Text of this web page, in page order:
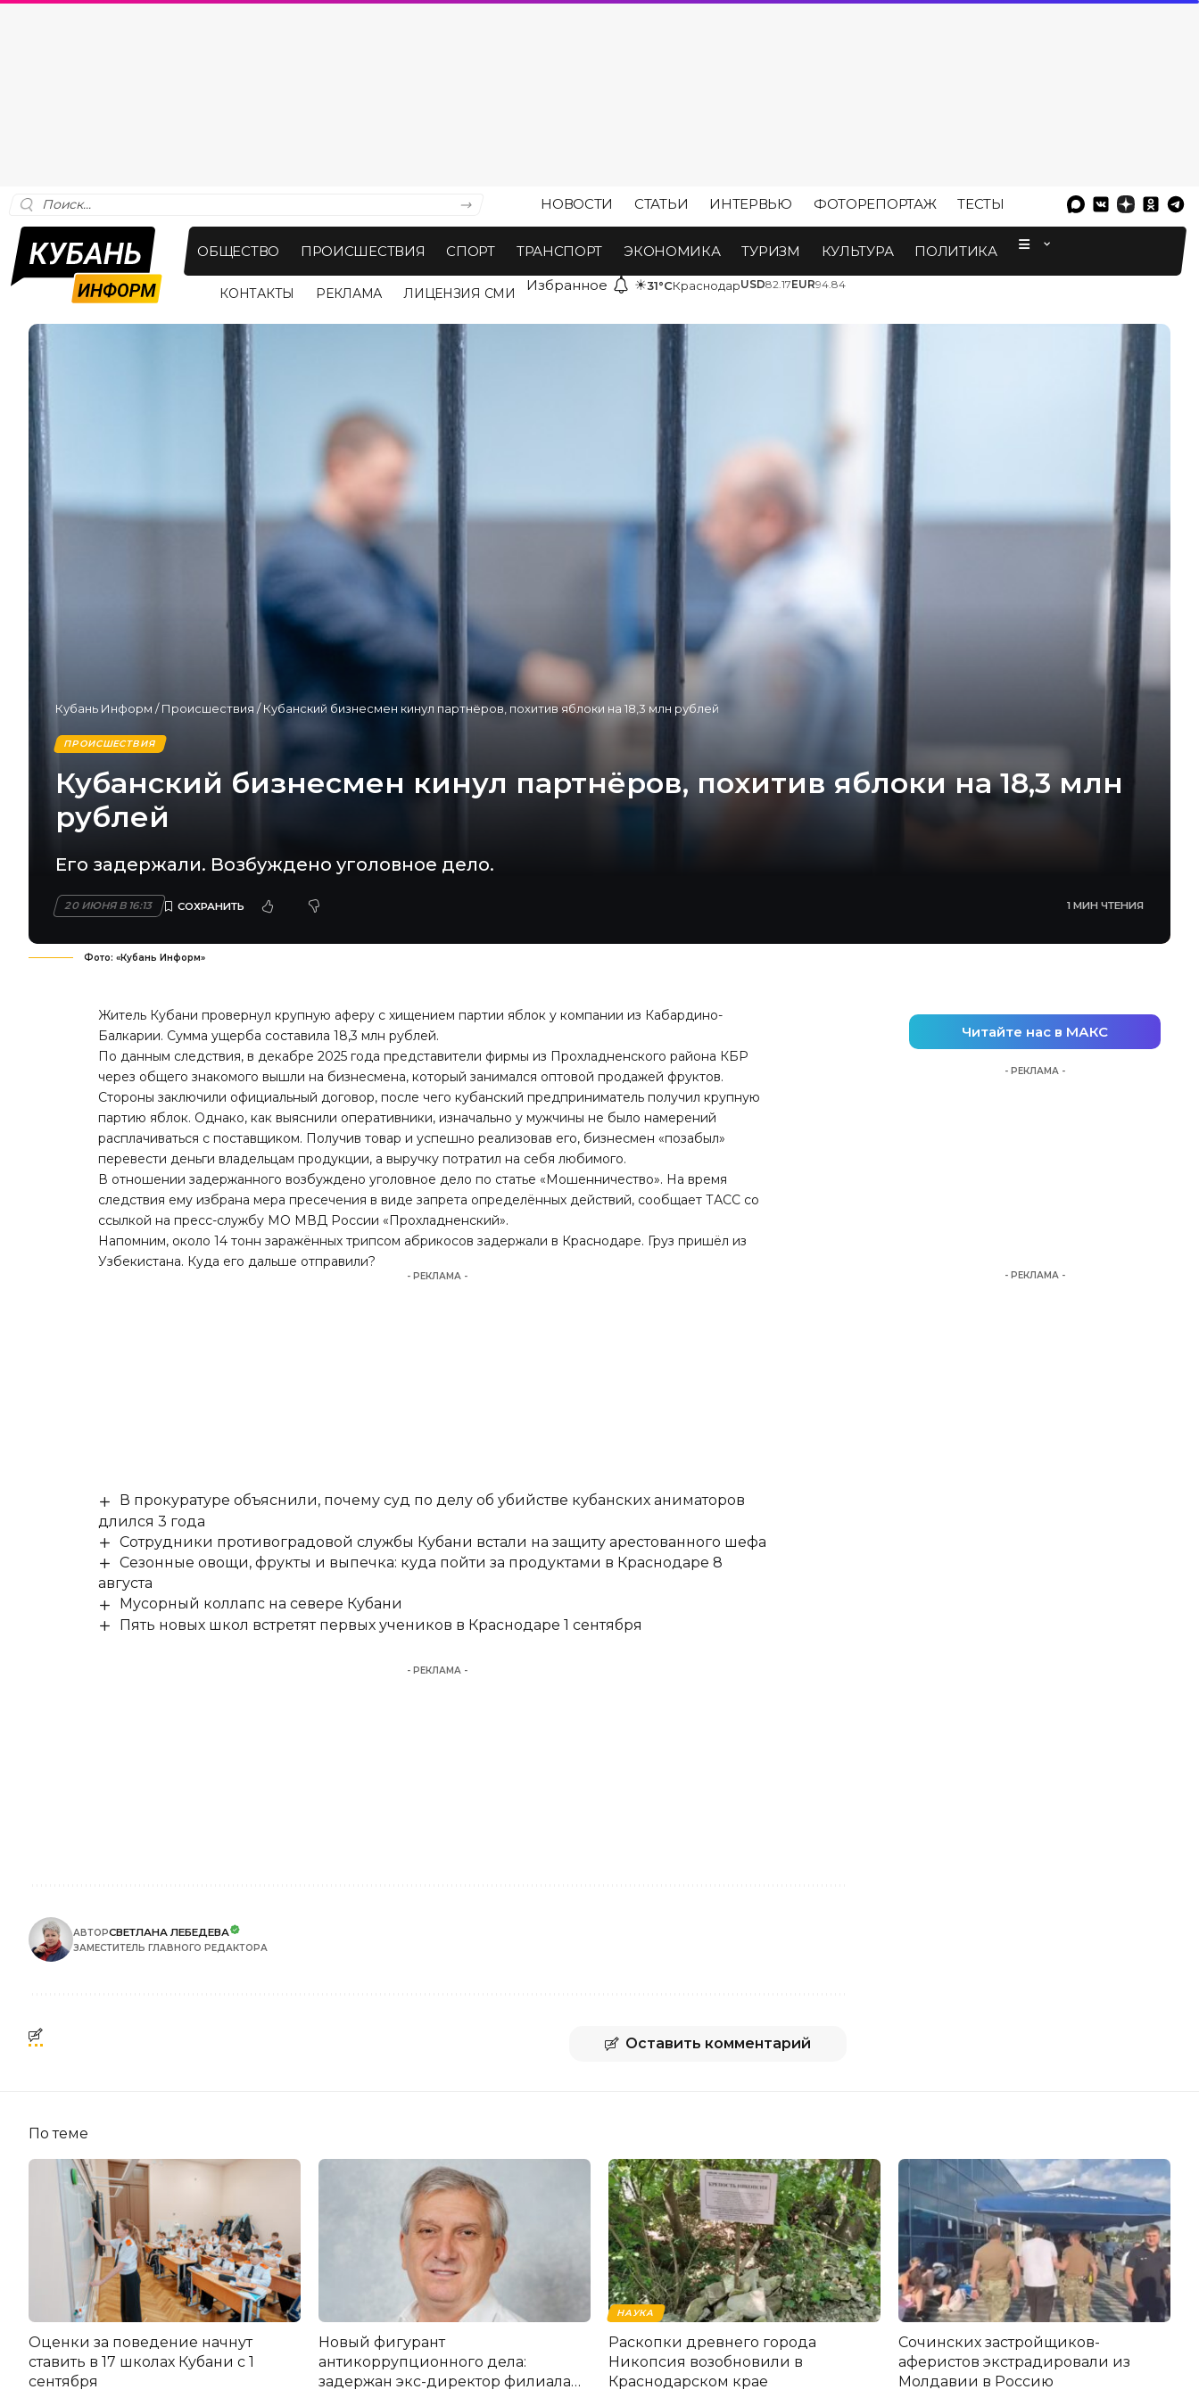
НОВОСТИ СТАТЬИ ИНТЕРВЬЮ ФОТОРЕПОРТАЖ ТЕСТЫ
ОБЩЕСТВО ПРОИСШЕСТВИЯ СПОРТ ТРАНСПОРТ ЭКОНОМИКА ТУРИЗМ КУЛЬТУРА ПОЛИТИКА
КОНТАКТЫ РЕКЛАМА ЛИЦЕНЗИЯ СМИ Избранное ☀31°CКраснодарUSD82.17EUR94.84
Кубань Информ /Происшествия /Кубанский бизнесмен кинул партнёров, похитив яблоки на 18,3 млн рублей
ПРОИСШЕСТВИЯ
Кубанский бизнесмен кинул партнёров, похитив яблоки на 18,3 млн
рублей
Его задержали. Возбуждено уголовное дело.
20 ИЮНЯ В 16:13 1 МИН ЧТЕНИЯ
Фото: «Кубань Информ»
Житель Кубани провернул крупную аферу с хищением партии яблок у компании из Кабардино-
Балкарии. Сумма ущерба составила 18,3 млн рублей.
По данным следствия, в декабре 2025 года представители фирмы из Прохладненского района КБР
через общего знакомого вышли на бизнесмена, который занимался оптовой продажей фруктов.
Стороны заключили официальный договор, после чего кубанский предприниматель получил крупную
партию яблок. Однако, как выяснили оперативники, изначально у мужчины не было намерений
расплачиваться с поставщиком. Получив товар и успешно реализовав его, бизнесмен «позабыл»
перевести деньги владельцам продукции, а выручку потратил на себя любимого.
В отношении задержанного возбуждено уголовное дело по статье «Мошенничество». На время
следствия ему избрана мера пресечения в виде запрета определённых действий, сообщаетТАСС со
ссылкой на пресс-службу МО МВД России «Прохладненский».
Напомним, около 14 тонн заражённых трипсом абрикосовзадержали в Краснодаре. Груз пришёл из
Узбекистана. Куда его дальше отправили?
- РЕКЛАМА -
В прокуратуре объяснили, почему суд по делу об убийстве кубанских аниматоров
длился 3 года
Сотрудники противоградовой службы Кубани встали на защиту арестованного шефа
Сезонные овощи, фрукты и выпечка: куда пойти за продуктами в Краснодаре 8
августа
Мусорный коллапс на севере Кубани
Пять новых школ встретят первых учеников в Краснодаре 1 сентября
- РЕКЛАМА -
АВТОРСВЕТЛАНА ЛЕБЕДЕВА
ЗАМЕСТИТЕЛЬ ГЛАВНОГО РЕДАКТОРА
Оставить комментарий
Читайте нас в МАКС
- РЕКЛАМА -
- РЕКЛАМА -
По теме
Оценки за поведение начнут
ставить в 17 школах Кубани с 1
сентября
Новый фигурант
антикоррупционного дела:
задержан экс-директор филиала
НАУКА
Раскопки древнего города
Никопсия возобновили в
Краснодарском крае
Сочинских застройщиков-
аферистов экстрадировали из
Молдавии в Россию